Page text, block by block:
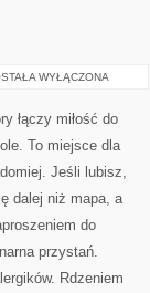
WYŁĄCZONA
łączy miłość do
To miejsce dla
Jeśli lubisz,
dalej niż mapa, a
do
przystań.
Rdzeniem